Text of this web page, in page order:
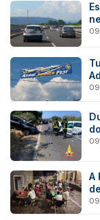
A